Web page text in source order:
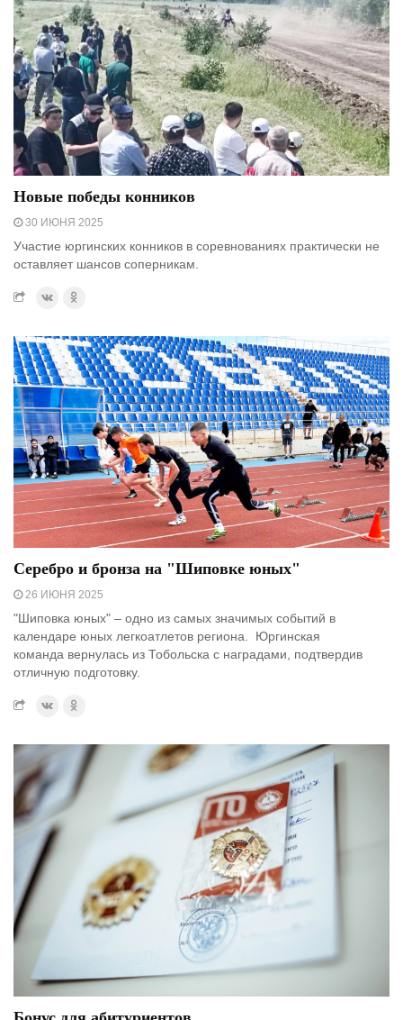
Новые победы конников
30 ИЮНЯ 2025
Участие юргинских конников в соревнованиях практически не
оставляет шансов соперникам.
Серебро и бронза на "Шиповке юных"
26 ИЮНЯ 2025
"Шиповка юных" – одно из самых значимых событий в
календаре юных легкоатлетов региона. Юргинская
команда вернулась из Тобольска с наградами, подтвердив
отличную подготовку.